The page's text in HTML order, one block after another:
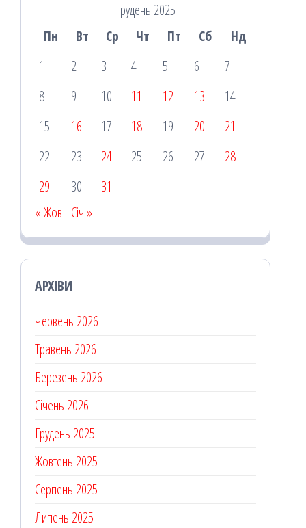
Грудень 2025
Пн
Вт Ср Чт Пт Сб
Нд
1
2 3 4 5 6
7
8
9 10 11 12 13
14
15
16 17 18 19 20
21
22
23 24 25 26 27
28
29
30
31
« Жов Січ »
АРХІВИ
Червень 2026
Травень 2026
Березень 2026
Січень 2026
Грудень 2025
Жовтень 2025
Серпень 2025
Липень 2025